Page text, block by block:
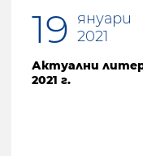
19 януари
2021
Актуални
2021 г.